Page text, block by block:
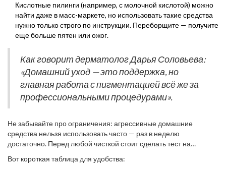
Кислотные пилинги (например, с молочной кислотой) можно
найти даже в масс-маркете, но использовать такие средства
нужно только строго по инструкции. Переборщите — получите
еще больше пятен или ожог.
Как говорит дерматолог Дарья Соловьева:
«Домашний уход — это поддержка, но
главная работа с пигментацией всё же за
профессиональными процедурами».
Не забывайте про ограничения: агрессивные домашние
средства нельзя использовать часто — раз в неделю
достаточно. Перед любой чисткой стоит сделать тест на
кожа чувствительная, сухая или есть хронические высыпания —
Вот короткая таблица для удобства: